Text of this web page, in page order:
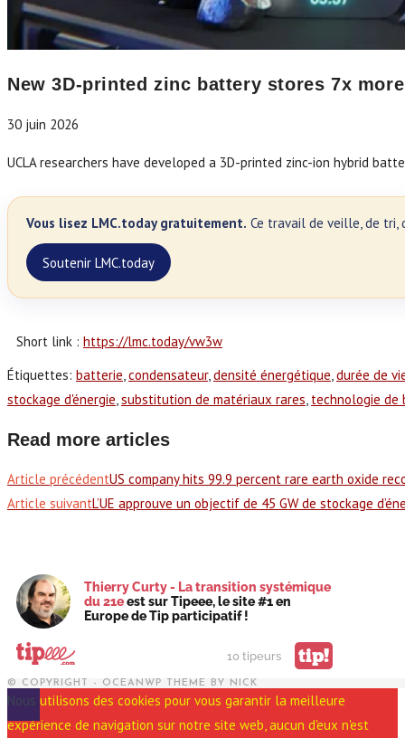
New 3D-printed zinc battery stores 7x
30 juin 2026
UCLA researchers have developed a 3D-printed zinc-ion hybrid
Vous lisez LMC.today gratuitement. Ce travail de veille, de tri,
Soutenir LMC.today
Short link : https://lmc.today/vw3w
Étiquettes: batterie, condensateur, densité énergétique, durée de
stockage d'énergie, substitution de matériaux rares, technologie de
Read more articles
Article précédentUS company hits 99.9 percent rare earth oxide
Article suivantL’UE approuve un objectif de 45 GW de stockage
Thierry Curty - La transition systémique
du 21eest sur Tipeee, le site #1 en
Europe de Tip participatif !
10 tipeurs tip!
© COPYRIGHT - OCEANWP THEME BY NICK
Nous utilisons des cookies pour vous garantir la meilleure
expérience de navigation sur notre site web, aucun d'eux n'est